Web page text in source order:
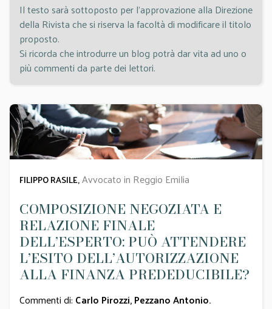
Il testo sarà sottoposto per l'approvazione alla Direzione
della Rivista che si riserva la facoltà di modificare il titolo
proposto.
Si ricorda che introdurre un blog potrà dar vita ad uno o
più commenti da parte dei lettori.
FILIPPO RASILE,Avvocato in Reggio Emilia
COMPOSIZIONE NEGOZIATA E
RELAZIONE FINALE
DELL’ESPERTO: PUÒ ATTENDERE
L’ESITO DELL’AUTORIZZAZIONE
ALLA FINANZA PREDEDUCIBILE?
Commenti di: Carlo Pirozzi,Pezzano Antonio.